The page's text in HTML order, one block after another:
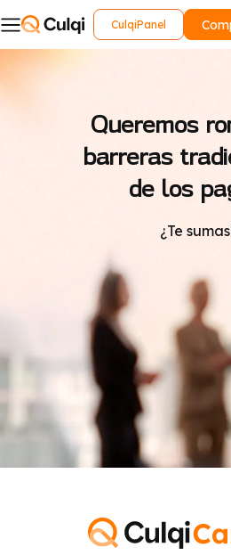
CulqiPanel
Queremos
barreras
de los
¿Te